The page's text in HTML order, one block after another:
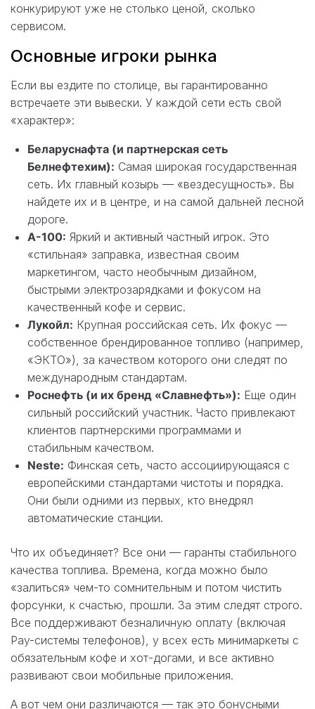
конкурируют уже не столько ценой, сколько
сервисом.
Основные игроки рынка
Если вы ездите по столице, вы гарантированно
встречаете эти вывески. У каждой сети есть свой
«характер»:
Беларуснафта (и партнерская сеть
Белнефтехим): Самая широкая государственная
сеть. Их главный козырь — «вездесущность». Вы
найдете их и в центре, и на самой дальней лесной
дороге.
А-100: Яркий и активный частный игрок. Это
«стильная» заправка, известная своим
маркетингом, часто необычным дизайном,
быстрыми электрозарядками и фокусом на
качественный кофе и сервис.
Лукойл: Крупная российская сеть. Их фокус —
собственное брендированное топливо (например,
«ЭКТО»), за качеством которого они следят по
международным стандартам.
Роснефть (и их бренд «Славнефть»): Еще один
сильный российский участник. Часто привлекают
клиентов партнерскими программами и
стабильным качеством.
Neste: Финская сеть, часто ассоциирующаяся с
европейскими стандартами чистоты и порядка.
Они были одними из первых, кто внедрял
автоматические станции.
Что их объединяет? Все они — гаранты стабильного
качества топлива. Времена, когда можно было
«залиться» чем-то сомнительным и потом чистить
форсунки, к счастью, прошли. За этим следят строго.
Все поддерживают безналичную оплату (включая
Pay-системы телефонов), у всех есть минимаркеты с
обязательным кофе и хот-догами, и все активно
развивают свои мобильные приложения.
А вот чем они различаются — так это бонусными